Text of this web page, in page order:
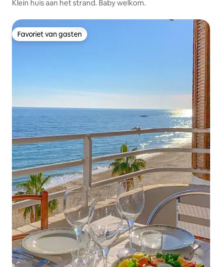
Klein huis aan het strand. Baby welkom.
Favoriet van gasten
Favoriet van gasten